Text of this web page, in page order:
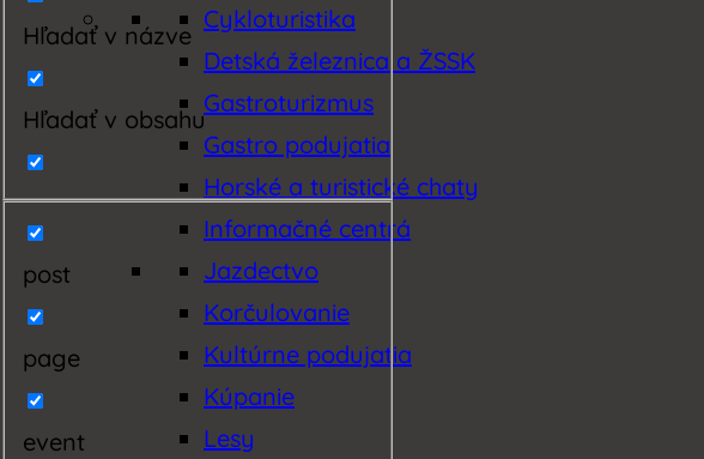
Hľadať v názve
Hľadať v obsahu
post
page
event
Cykloturistika
Detská železnica a ŽSSK
Gastroturizmus
Gastro podujatia
Horské a turistické chaty
Informačné centrá
Jazdectvo
Korčulovanie
Kultúrne podujatia
Kúpanie
Lesy